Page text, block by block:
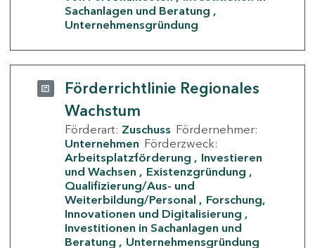
Sachanlagen und Beratung
Unternehmensgründung
Förderrichtlinie Regionales
Wachstum
Förderart: Zuschuss Fördernehmer:
Unternehmen Förderzweck:
Arbeitsplatzförderung
Investieren
und Wachsen
Existenzgründung
Qualifizierung/Aus- und
Weiterbildung/Personal
Forschung,
Innovationen und Digitalisierung
Investitionen in Sachanlagen und
Beratung
Unternehmensgründung